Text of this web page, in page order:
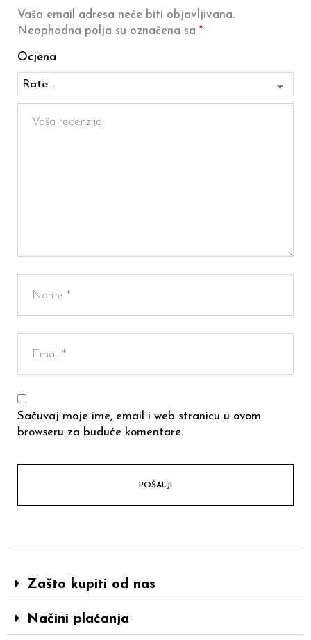
Vaša email adresa neće biti objavljivana.
Neophodna polja su označena sa *
Ocjena
Sačuvaj moje ime, email i web stranicu u ovom
browseru za buduće komentare.
Zašto kupiti od nas
Načini plaćanja